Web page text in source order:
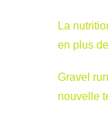
La
en plus
Gravel
nouvelle